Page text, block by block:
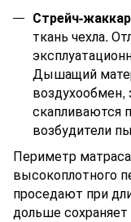
Стрейч-
ткань чехла.
Дышащий
воздухообмен,
скапливаются
возбудители
Периметр
высокоплотного
проседают при
дольше